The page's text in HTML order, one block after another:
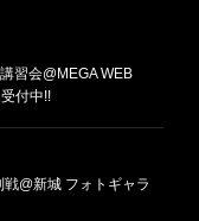
習会@MEGA WEB
付中!!
@新城 フォトギャラ